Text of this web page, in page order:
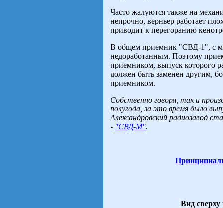
Часто жалуются также на
непрочно, верньер работает
приводит к перегоранию
В общем приемник "СВД-1", с
недоработанным. Поэтому
приемником, выпуск которого
должен быть заменен другим,
приемником.
Собственно говоря, так и
полугода, за это время было
Александровский радиозавод
- "СВД-М".
Вид